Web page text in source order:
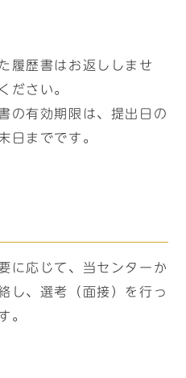
履歴書はお返ししませ
ださい。
の有効期限は、提出日の
日までです。
に応じて、当センターか
し、選考（面接）を行っ
。